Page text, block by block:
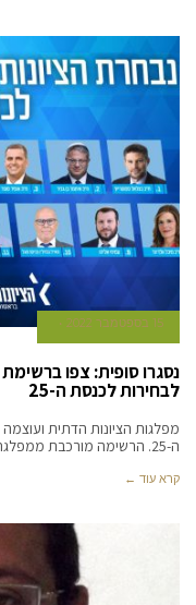
15 בספטמבר 2022
נסגרו סופית: צפו
לבחירות לכנסת ה-25
מפלגות הציונות הדתית
ה-25. הרשימה מורכבת ממפלגת הציונות הדתית בראשות ח”כ בצלאל
קרא עוד ←